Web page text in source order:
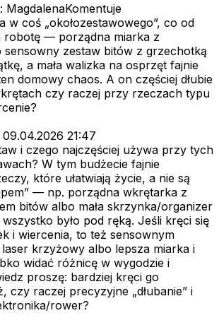
MagdalenaKomentuje
w coś „okołozestawowego”, co od
robotę — porządna miarka z
sensowny zestaw bitów z grzechotką
a mała walizka na osprzęt fajnie
domowy chaos. A on częściej dłubie
czy raczej przy rzeczach typu
09.04.2026 21:47
i czego najczęściej używa przy tych
W tym budżecie fajnie
które ułatwiają życie, a nie są
— np. porządna wkrętarka z
bitów albo mała skrzynka/organizer
było pod ręką. Jeśli kręci się
i wiercenia, to też sensownym
krzyżowy albo lepsza miarka i
widać różnicę w wygodzie i
proszę: bardziej kręci go
czy raczej precyzyjne „dłubanie” i
rower?